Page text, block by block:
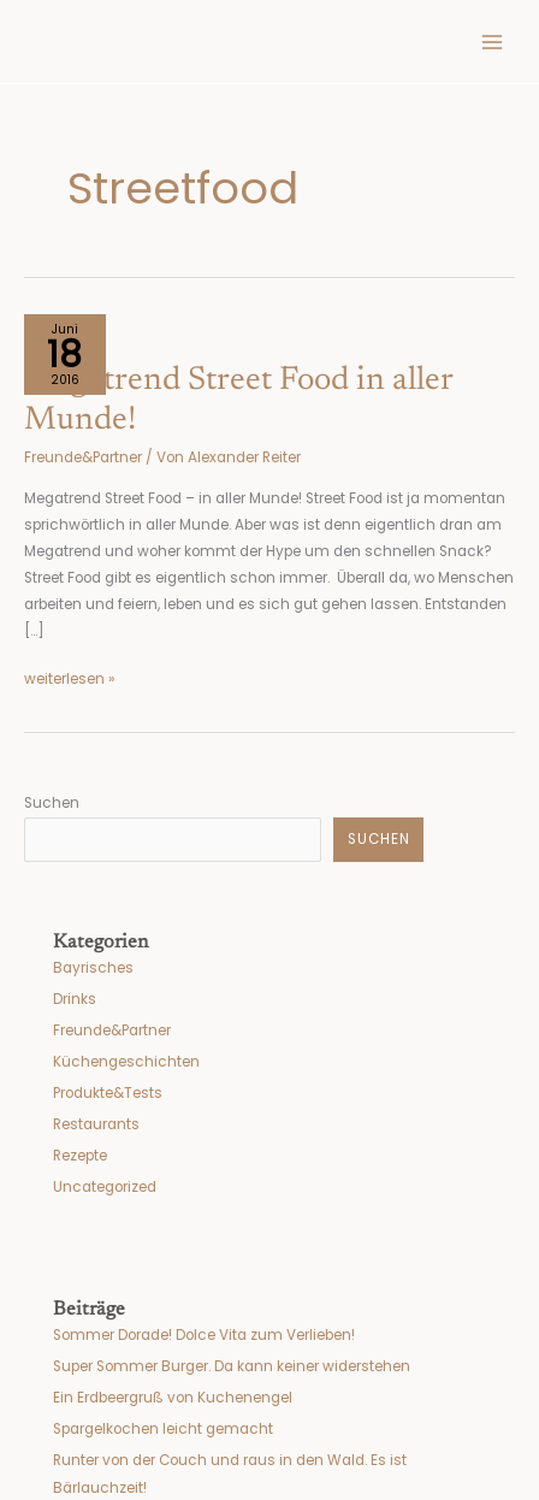
Streetfood
Juni
18
2016
Megatrend Street Food in aller
Munde!
Freunde&Partner / Von Alexander Reiter
Megatrend Street Food – in aller Munde! Street Food ist ja momentan
sprichwörtlich in aller Munde. Aber was ist denn eigentlich dran am
Megatrend und woher kommt der Hype um den schnellen Snack?
Street Food gibt es eigentlich schon immer. Überall da, wo Menschen
arbeiten und feiern, leben und es sich gut gehen lassen. Entstanden
[…]
Megatrend
Street
Food
in
aller
Munde!
weiterlesen »
Suchen
SUCHEN
Kategorien
Bayrisches
Drinks
Freunde&Partner
Küchengeschichten
Produkte&Tests
Restaurants
Rezepte
Uncategorized
Beiträge
Sommer Dorade! Dolce Vita zum Verlieben!
Super Sommer Burger. Da kann keiner widerstehen
Ein Erdbeergruß von Kuchenengel
Spargelkochen leicht gemacht
Runter von der Couch und raus in den Wald. Es ist
Bärlauchzeit!